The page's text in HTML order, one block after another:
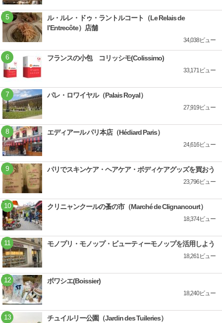
ル・ルレ・ドゥ・ラントルコート（Le Relais de
l’Entrecôte）店舗
34,038ビュー
フランスの小包 コリッシモ(Colissimo)
33,171ビュー
パレ・ロワイヤル（Palais Royal）
27,919ビュー
エディアール パリ本店（Hédiard Paris）
24,616ビュー
パリでスキンケア・ヘアケア・ボディケアグッズを買おう
23,796ビュー
クリニャンクールの蚤の市（Marché de Clignancourt）
18,374ビュー
モノプリ・モノップ・ビューティーモノップを活用しよう
18,261ビュー
ボワシエ(Boissier)
18,240ビュー
チュイルリー公園（Jardin des Tuileries）